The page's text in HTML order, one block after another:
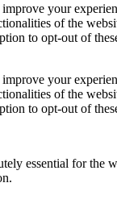
your
of the
to opt-out of
your
of the
to opt-out of
essential for the